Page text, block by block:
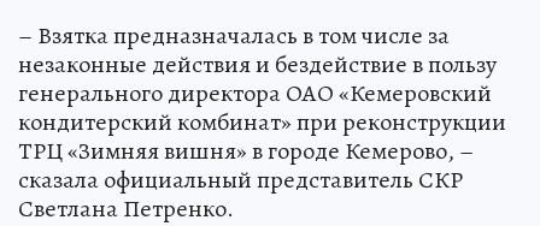
– Взятка предназначалась в том числе за
незаконные действия и бездействие в пользу
генерального директора ОАО «Кемеровский
кондитерский комбинат» при реконструкции
ТРЦ «Зимняя вишня» в городе Кемерово, –
сказала официальный представитель СКР
Светлана Петренко.